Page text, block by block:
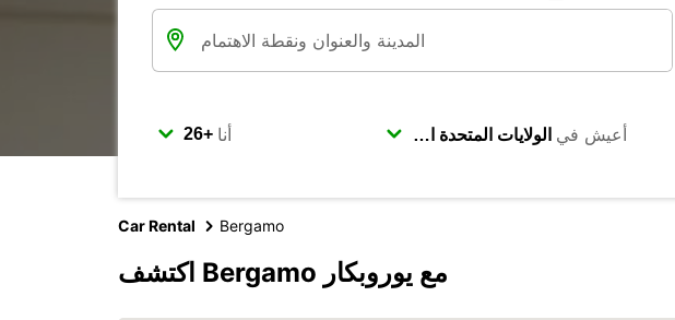
أنا أعيش في
Car Rental Bergamo
اكتشف Bergamo مع يوروبكار